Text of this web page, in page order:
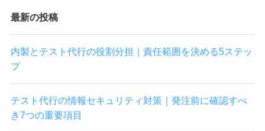
最新の投稿
内製とテスト代行の役割分担｜責任範囲を決める5ステッ
プ
テスト代行の情報セキュリティ対策｜発注前に確認すべ
き7つの重要項目